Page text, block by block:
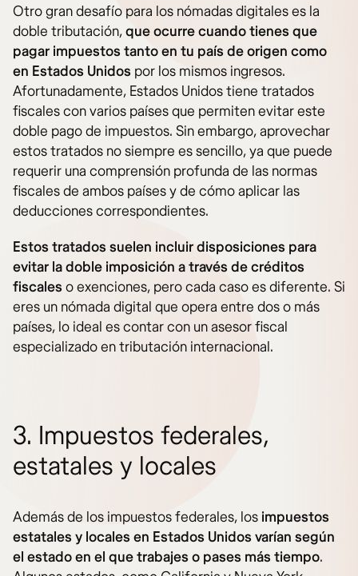
Otro gran desafío para los nómadas digitales es la
doble tributación,que ocurre cuando tienes que
pagar impuestos tanto en tu país de origen como
en Estados Unidos por los mismos ingresos.
Afortunadamente, Estados Unidos tiene tratados
fiscales con varios países que permiten evitar este
doble pago de impuestos. Sin embargo, aprovechar
estos tratados no siempre es sencillo, ya que puede
requerir una comprensión profunda de las normas
fiscales de ambos países y de cómo aplicar las
deducciones correspondientes.
Estos tratados suelen incluir disposiciones para
evitar la doble imposición a través de créditos
fiscaleso exenciones, pero cada caso es diferente. Si
eres un nómada digital que opera entre dos o más
países, lo ideal es contar con un asesor fiscal
especializado en tributación internacional.
3. Impuestos federales,
estatales y locales
Además de los impuestos federales, los impuestos
estatalesy locales en Estados Unidos varían según
el estado en el que trabajes o pases más tiempo.